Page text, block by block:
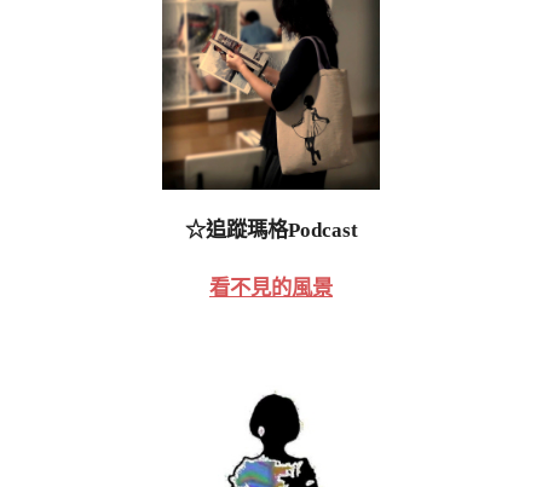
☆追蹤瑪格Podcast
看不見的風景